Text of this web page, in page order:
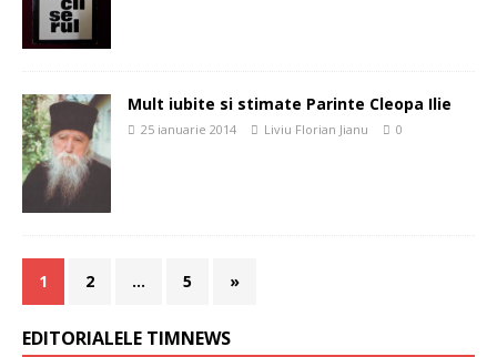
Mult iubite si stimate Parinte Cleopa Ilie
25 ianuarie 2014 Liviu Florian Jianu 0
1 2 … 5 »
EDITORIALELE TIMNEWS